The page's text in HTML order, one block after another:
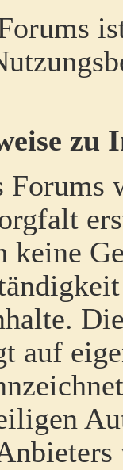
zu
Forums
keine
auf